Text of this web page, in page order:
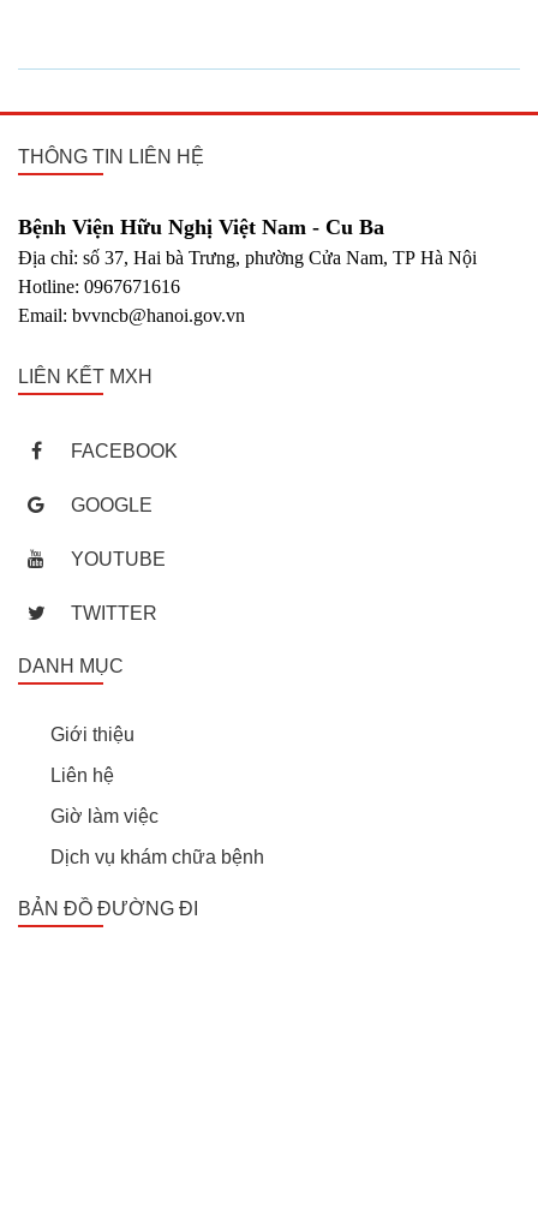
THÔNG TIN LIÊN HỆ
Bệnh Viện Hữu Nghị Việt Nam - Cu Ba
Địa chỉ: số 37, Hai bà Trưng, phường Cửa Nam, TP Hà Nội
Hotline: 0967671616
Email: bvvncb@hanoi.gov.vn
LIÊN KẾT MXH
FACEBOOK
GOOGLE
YOUTUBE
TWITTER
DANH MỤC
Giới thiệu
Liên hệ
Giờ làm việc
Dịch vụ khám chữa bệnh
BẢN ĐỒ ĐƯỜNG ĐI